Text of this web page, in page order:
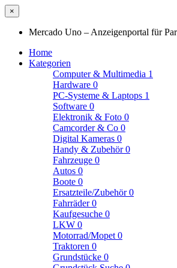
×
Mercado Uno – Anzeigenportal für
Home
Kategorien
Computer & Multimedia 1
Hardware 0
PC-Systeme & Laptops 1
Software 0
Elektronik & Foto 0
Camcorder & Co 0
Digital Kameras 0
Handy & Zubehör0
Fahrzeuge 0
Autos 0
Boote 0
Ersatzteile/Zubehör0
Fahrräder0
Kaufgesuche 0
LKW 0
Motorrad/Mopet 0
Traktoren 0
Grundstücke 0